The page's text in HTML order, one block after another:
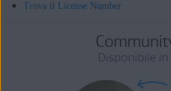
Trova il License Number
Disponibile in